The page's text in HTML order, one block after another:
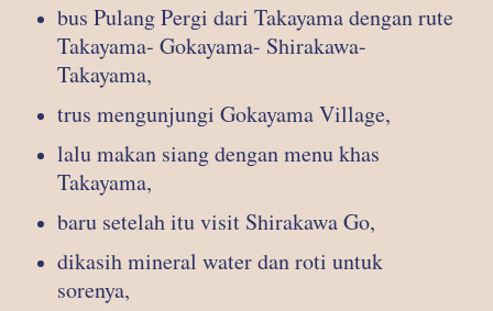
bus Pulang Pergi dari Takayama dengan rute
Takayama- Gokayama- Shirakawa-
Takayama,
trus mengunjungi Gokayama Village,
lalu makan siang dengan menu khas
Takayama,
baru setelah itu visit Shirakawa Go,
dikasih mineral water dan roti untuk
sorenya,